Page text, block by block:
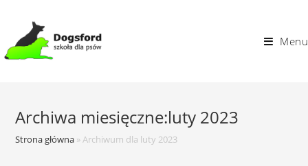
content
Menu
Archiwa miesięczne:luty 2023
Strona główna »Archiwum dla luty 2023